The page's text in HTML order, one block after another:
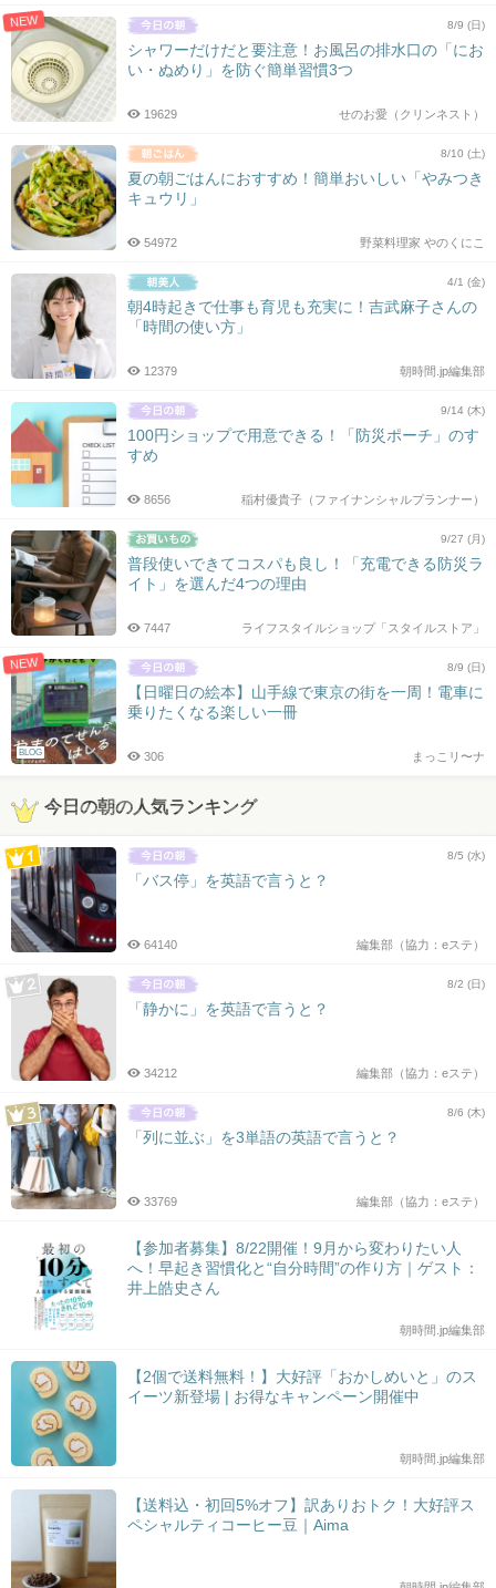
NEW 8/9 (日)
シャワーだけだと要注意！お風呂の排水口の「にお
い・ぬめり」を防ぐ簡単習慣3つ
せのお愛（クリンネスト）
19629
8/10 (土)
夏の朝ごはんにおすすめ！簡単おいしい「やみつき
キュウリ」
野菜料理家 やのくにこ
54972
4/1 (金)
朝4時起きで仕事も育児も充実に！吉武麻子さんの
「時間の使い方」
朝時間.jp編集部
12379
9/14 (木)
100円ショップで用意できる！「防災ポーチ」のす
すめ
稲村優貴子（ファイナンシャルプランナー）
8656
9/27 (月)
普段使いできてコスパも良し！「充電できる防災ラ
イト」を選んだ4つの理由
ライフスタイルショップ「スタイルストア」
7447
NEW
BLOG
8/9 (日)
【日曜日の絵本】山手線で東京の街を一周！電車に
乗りたくなる楽しい一冊
まっこリ〜ナ
306
今日の朝の人気ランキング
8/5 (水)
「バス停」を英語で言うと？
編集部（協力：eステ）
64140
8/2 (日)
「静かに」を英語で言うと？
編集部（協力：eステ）
34212
8/6 (木)
「列に並ぶ」を3単語の英語で言うと？
編集部（協力：eステ）
33769
【参加者募集】8/22開催！9月から変わりたい人
へ！早起き習慣化と“自分時間”の作り方｜ゲスト：
井上皓史さん
朝時間.jp編集部
【2個で送料無料！】大好評「おかしめいと」のス
イーツ新登場 | お得なキャンペーン開催中
朝時間.jp編集部
【送料込・初回5%オフ】訳ありおトク！大好評ス
ペシャルティコーヒー豆｜Aima